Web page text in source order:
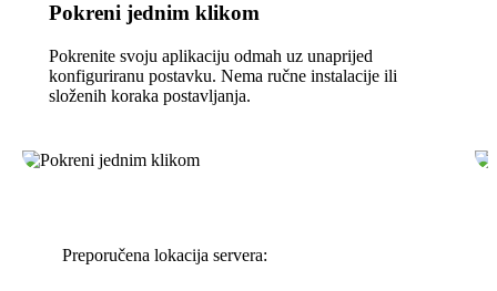
Pokreni jednim klikom
Pokrenite svoju aplikaciju odmah uz unaprijed
konfiguriranu postavku. Nema ručne instalacije ili
složenih koraka postavljanja.
Preporučena lokacija servera: